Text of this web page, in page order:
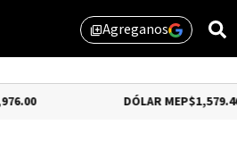
library_addAgreganos
DÓLAR MEP$1,579.46